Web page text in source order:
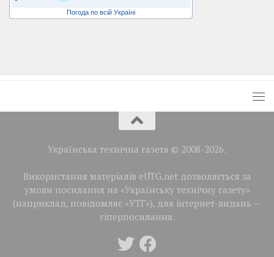
Погода по всій Україні
Українська технічна газета © 2008-2026.
Використання матеріалів eUTG.net дозволяється за
умови посилання на «Українську технічну газету»
(наприклад, повідомляє «УТГ»), для інтернет-видань —
гіперпосилання.